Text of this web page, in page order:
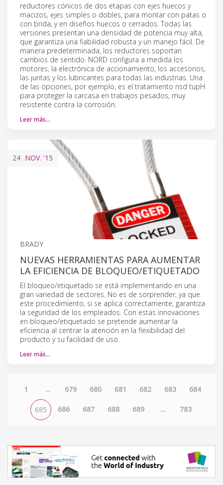
reductores cónicos de dos etapas con ejes huecos y
macizos, ejes simples o dobles, para montar con patas o
con brida, y en diseños huecos o cerrados. Todas las
versiones presentan una densidad de potencia muy alta,
que garantiza una fiabilidad robusta y un manejo fácil. De
manera predeterminada, los reductores soportan
cambios de sentido. NORD configura a medida los
motores, la electrónica de accionamiento, los accesorios,
las juntas y los lubricantes para todas las industrias. Una
de las opciones, por ejemplo, es el tratamiento nsd tupH
para proteger la carcasa en trabajos pesados, muy
resistente contra la corrosión.
Leer más…
24 NOV. '15
BRADY
NUEVAS HERRAMIENTAS PARA AUMENTAR
LA EFICIENCIA DE BLOQUEO/ETIQUETADO
El bloqueo/etiquetado se está implementando en una
gran variedad de sectores. No es de sorprender, ya que
este procedimiento, si se aplica correctamente, garantiza
la seguridad de los empleados. Con estas innovaciones
en bloqueo/etiquetado se pretende aumentar la
eficiencia al centrar la atención en la flexibilidad del
producto y su facilidad de uso.
Leer más…
1 ... 679 680 681 682 683 684
685 686 687 688 689 ... 783